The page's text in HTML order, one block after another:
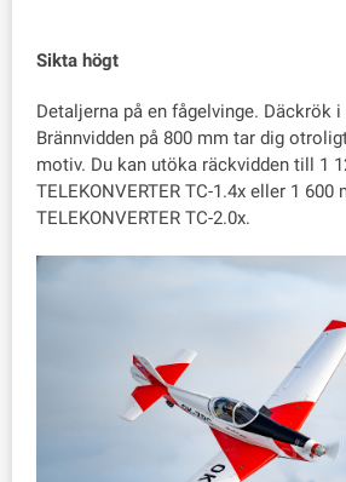
Sikta högt
Detaljerna på en fågelvinge. Däckrök i
Brännvidden på 800 mm tar dig
motiv. Du kan utöka räckvidden till 1
TELEKONVERTER TC-1.4x eller 1 600
TELEKONVERTER TC-2.0x.